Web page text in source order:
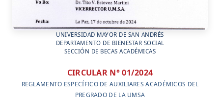
UNIVERSIDAD MAYOR DE SAN ANDRÉS
DEPARTAMENTO DE BIENESTAR SOCIAL
SECCIÓN DE BECAS ACADÉMICAS
CIRCULAR N° 01/2024
REGLAMENTO ESPECÍFICO DE AUXILIARES ACADÉMICOS DEL
PREGRADO DE LA UMSA